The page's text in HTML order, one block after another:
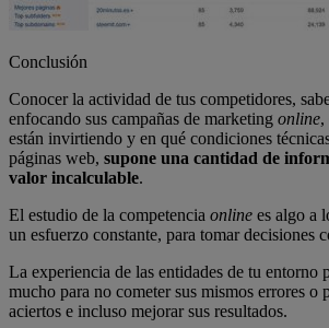
Conclusión
Conocer la actividad de tus competidores,
enfocando sus campañas de marketing online,
están invirtiendo y en qué condiciones
páginas web, supone una cantidad de
valor incalculable.
El estudio de la competencia online es algo a
un esfuerzo constante, para tomar decisiones
La experiencia de las entidades de tu entorno
mucho para no cometer sus mismos errores o
aciertos e incluso mejorar sus resultados.